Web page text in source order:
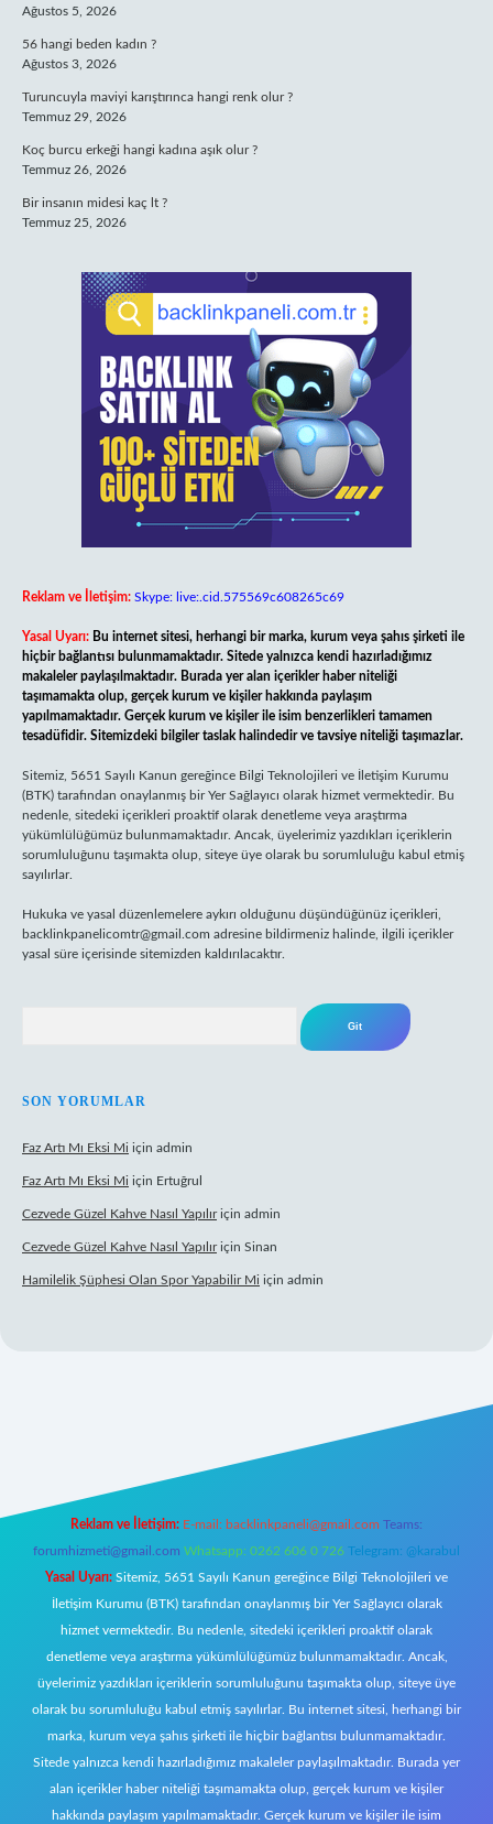
Ağustos 5, 2026
56 hangi beden kadın ?
Ağustos 3, 2026
Turuncuyla maviyi karıştırınca hangi renk olur ?
Temmuz 29, 2026
Koç burcu erkeği hangi kadına aşık olur ?
Temmuz 26, 2026
Bir insanın midesi kaç lt ?
Temmuz 25, 2026
Reklam ve İletişim: Skype: live:.cid.575569c608265c69
Yasal Uyarı: Bu internet sitesi, herhangi bir marka, kurum veya şahıs şirketi ile
hiçbir bağlantısı bulunmamaktadır. Sitede yalnızca kendi hazırladığımız
makaleler paylaşılmaktadır. Burada yer alan içerikler haber niteliği
taşımamakta olup, gerçek kurum ve kişiler hakkında paylaşım
yapılmamaktadır. Gerçek kurum ve kişiler ile isim benzerlikleri tamamen
tesadüfidir. Sitemizdeki bilgiler taslak halindedir ve tavsiye niteliği taşımazlar.
Sitemiz, 5651 Sayılı Kanun gereğince Bilgi Teknolojileri ve İletişim Kurumu
(BTK) tarafından onaylanmış bir Yer Sağlayıcı olarak hizmet vermektedir. Bu
nedenle, sitedeki içerikleri proaktif olarak denetleme veya araştırma
yükümlülüğümüz bulunmamaktadır. Ancak, üyelerimiz yazdıkları içeriklerin
sorumluluğunu taşımakta olup, siteye üye olarak bu sorumluluğu kabul etmiş
sayılırlar.
Hukuka ve yasal düzenlemelere aykırı olduğunu düşündüğünüz içerikleri,
backlinkpanelicomtr@gmail.com adresine bildirmeniz halinde, ilgili içerikler
yasal süre içerisinde sitemizden kaldırılacaktır.
SON YORUMLAR
Faz Artı Mı Eksi Mi için admin
Faz Artı Mı Eksi Mi için Ertuğrul
Cezvede Güzel Kahve Nasıl Yapılıriçin admin
Cezvede Güzel Kahve Nasıl Yapılıriçin Sinan
Hamilelik Şüphesi Olan Spor Yapabilir Mi için admin
betexper.xyz
Reklam ve İletişim: E-mail: backlinkpaneli@gmail.com Teams:
forumhizmeti@gmail.com Whatsapp: 0262 606 0 726 Telegram: @karabul
Yasal Uyarı: Sitemiz, 5651 Sayılı Kanun gereğince Bilgi Teknolojileri ve
İletişim Kurumu (BTK) tarafından onaylanmış bir Yer Sağlayıcı olarak
hizmet vermektedir. Bu nedenle, sitedeki içerikleri proaktif olarak
denetleme veya araştırma yükümlülüğümüz bulunmamaktadır. Ancak,
üyelerimiz yazdıkları içeriklerin sorumluluğunu taşımakta olup, siteye üye
olarak bu sorumluluğu kabul etmiş sayılırlar. Bu internet sitesi, herhangi bir
marka, kurum veya şahıs şirketi ile hiçbir bağlantısı bulunmamaktadır.
Sitede yalnızca kendi hazırladığımız makaleler paylaşılmaktadır. Burada yer
alan içerikler haber niteliği taşımamakta olup, gerçek kurum ve kişiler
hakkında paylaşım yapılmamaktadır. Gerçek kurum ve kişiler ile isim